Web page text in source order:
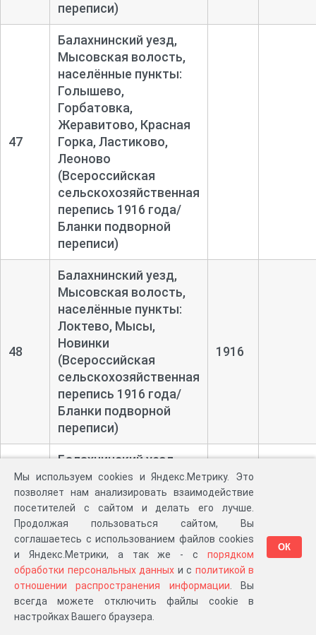
переписи)
47
Балахнинский уезд,
Мысовская волость,
населённые пункты:
Голышево,
Горбатовка,
Жеравитово, Красная
Горка, Ластиково,
Леоново
(Всероссийская
сельскохозяйственная
перепись 1916 года/
Бланки подворной
переписи)
48
Балахнинский уезд,
Мысовская волость,
населённые пункты:
Локтево, Мысы,
Новинки
(Всероссийская
сельскохозяйственная
перепись 1916 года/
Бланки подворной
переписи)
1916
49
Балахнинский уезд,
Мысовская волость,
населённый пункт:
Ольгино
(Всероссийская
сельскохозяйственная
перепись 1916 года/
Бланки подворной
переписи)
Балахнинский уезд,
Мы используем cookies и Яндекс.Метрику. Это
позволяет нам анализировать взаимодействие
посетителей с сайтом и делать его лучше.
Продолжая пользоваться сайтом, Вы
соглашаетесь с использованием файлов cookies
и Яндекс.Метрики, а так же - с порядком
обработки персональных данных и с политикой в
отношении распространения информации . Вы
всегда можете отключить файлы cookie в
настройках Вашего браузера.
ОК